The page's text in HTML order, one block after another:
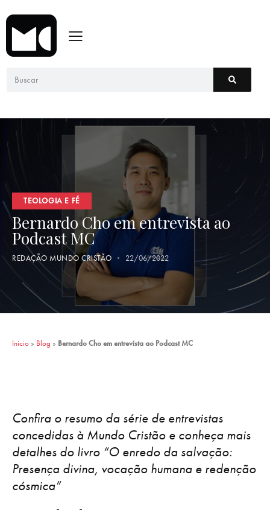
TEOLOGIA E FÉ
Bernardo Cho em entrevista ao
Podcast MC
REDAÇÃO MUNDO CRISTÃO 22/06/2022
Início » Blog » Bernardo Cho em entrevista ao Podcast MC
Confira o resumo da série de entrevistas
concedidas à Mundo Cristão e conheça mais
detalhes do livro “O enredo da salvação:
Presença divina, vocação humana e redenção
cósmica”